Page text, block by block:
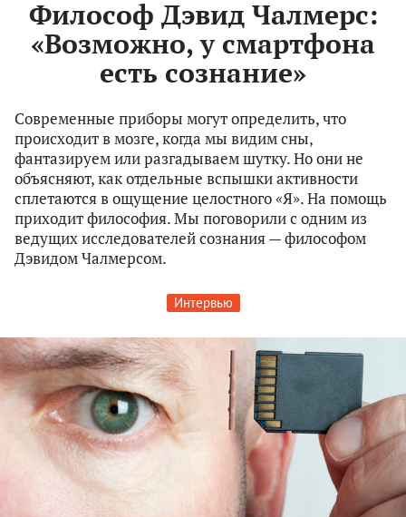
Философ Дэвид Чалмерс:
«Возможно, у смартфона
есть сознание»
Современные приборы могут определить, что
происходит в мозге, когда мы видим сны,
фантазируем или разгадываем шутку. Но они не
объясняют, как отдельные вспышки активности
сплетаются в ощущение целостного «Я». На помощь
приходит философия. Мы поговорили с одним из
ведущих исследователей сознания — философом
Дэвидом Чалмерсом.
Интервью